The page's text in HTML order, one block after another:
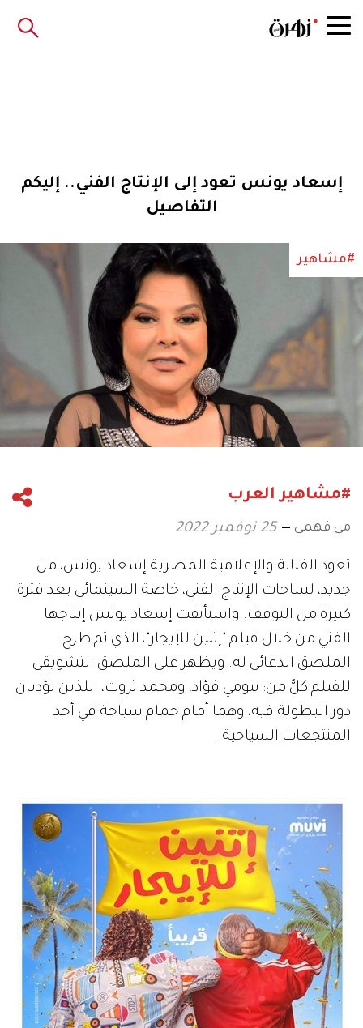
إسعاد يونس تعود إلى الإنتاج الفني.. إليكم
التفاصيل
#مشاهير
#مشاهير العرب
مي فهمي 25 نوفمبر 2022
تعود الفنانة والإعلامية المصرية إسعاد يونس، من
جديد، لساحات الإنتاج الفني، خاصة السينمائي بعد فترة
كبيرة من التوقف. واستأنفت إسعاد يونس إنتاجها
الفني من خلال فيلم "إتنين للإيجار"، الذي تم طرح
الملصق الدعائي له. ويظهر على الملصق التشويقي
للفيلم كلٌّ من: بيومي فؤاد، ومحمد ثروت، اللذين يؤديان
دور البطولة فيه، وهما أمام حمام سباحة في أحد
المنتجعات السياحية.